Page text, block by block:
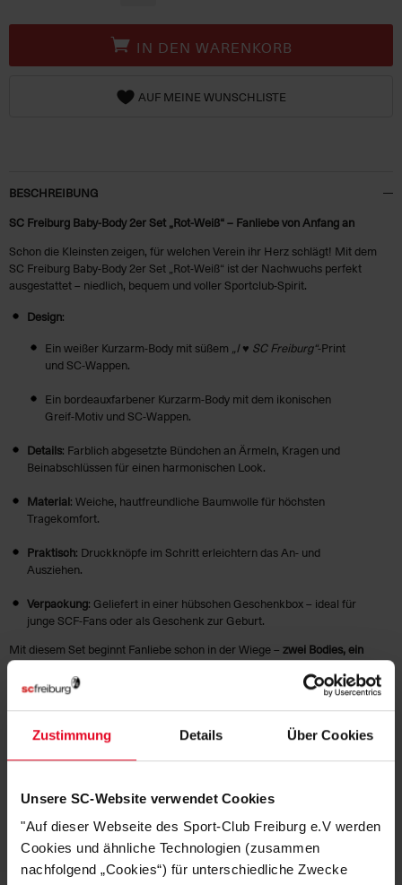
Zustimmung Details Über Cookies
Unsere SC-Website verwendet Cookies
"Auf dieser Webseite des Sport-Club Freiburg e.V werden
Cookies und ähnliche Technologien (zusammen
nachfolgend „Cookies“) für unterschiedliche Zwecke
IN DEN WARENKORB
AUF MEINE WUNSCHLISTE
BESCHREIBUNG
SC Freiburg Baby-Body 2er Set „Rot-Weiß“ – Fanliebe von Anfang an
Schon die Kleinsten zeigen, für welchen Verein ihr Herz schlägt! Mit dem
SC Freiburg Baby-Body 2er Set „Rot-Weiß“ ist der Nachwuchs perfekt
ausgestattet – niedlich, bequem und voller Sportclub-Spirit.
Design:
Ein weißer Kurzarm-Body mit süßem „I ♥ SC Freiburg“-Print
und SC-Wappen.
Ein bordeauxfarbener Kurzarm-Body mit dem ikonischen
Greif-Motiv und SC-Wappen.
Details: Farblich abgesetzte Bündchen an Ärmeln, Kragen und
Beinabschlüssen für einen harmonischen Look.
Material: Weiche, hautfreundliche Baumwolle für höchsten
Tragekomfort.
Praktisch: Druckknöpfe im Schritt erleichtern das An- und
Ausziehen.
Verpackung: Geliefert in einer hübschen Geschenkbox – ideal für
junge SCF-Fans oder als Geschenk zur Geburt.
Mit diesem Set beginnt Fanliebe schon in der Wiege – zwei Bodies, ein
Verein, 100 % SC Freiburg!
EM001776-001